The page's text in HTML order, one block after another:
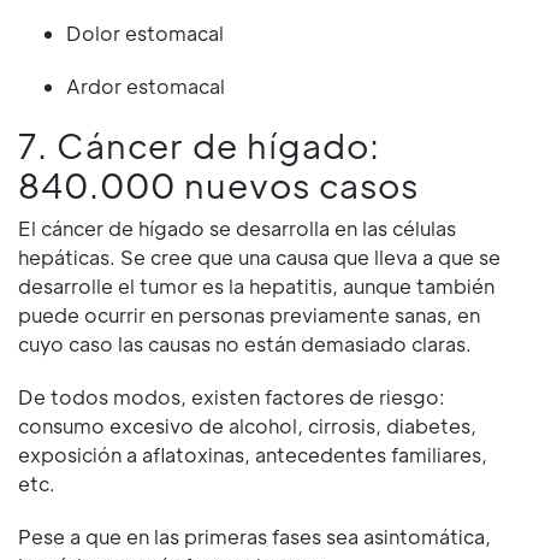
Dolor estomacal
Ardor estomacal
7. Cáncer de hígado:
840.000 nuevos casos
El cáncer de hígado se desarrolla en las células
hepáticas. Se cree que una causa que lleva a que se
desarrolle el tumor es la hepatitis, aunque también
puede ocurrir en personas previamente sanas, en
cuyo caso las causas no están demasiado claras.
De todos modos, existen factores de riesgo:
consumo excesivo de alcohol, cirrosis, diabetes,
exposición a aflatoxinas, antecedentes familiares,
etc.
Pese a que en las primeras fases sea asintomática,